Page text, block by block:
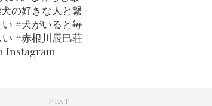
の好きな人と繋
い #犬がいると毎
い #赤根川辰巳荘
Instagram
NEXT